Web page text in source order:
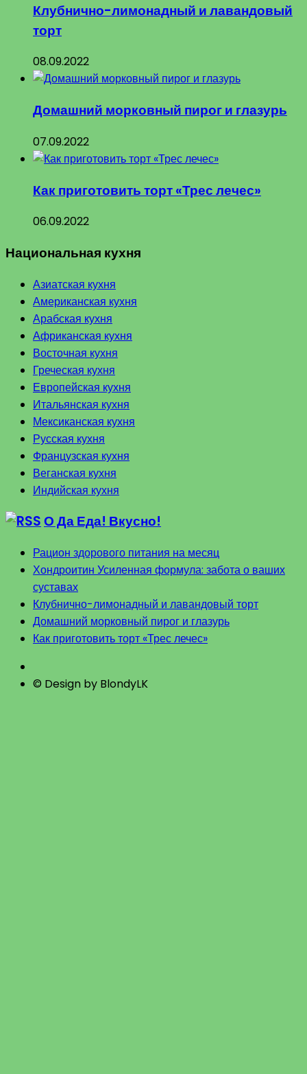
Клубнично-лимонадный и лавандовый
торт
08.09.2022
Домашний морковный пирог и глазурь
07.09.2022
Как приготовить торт «Трес лечес»
06.09.2022
Национальная кухня
Азиатская кухня
Американская кухня
Арабская кухня
Африканская кухня
Восточная кухня
Греческая кухня
Европейская кухня
Итальянская кухня
Мексиканская кухня
Русская кухня
Французская кухня
Веганская кухня
Индийская кухня
О Да Еда! Вкусно!
Рацион здорового питания на месяц
Хондроитин Усиленная формула: забота о ваших
суставах
Клубнично-лимонадный и лавандовый торт
Домашний морковный пирог и глазурь
Как приготовить торт «Трес лечес»
© Design by BlondyLK